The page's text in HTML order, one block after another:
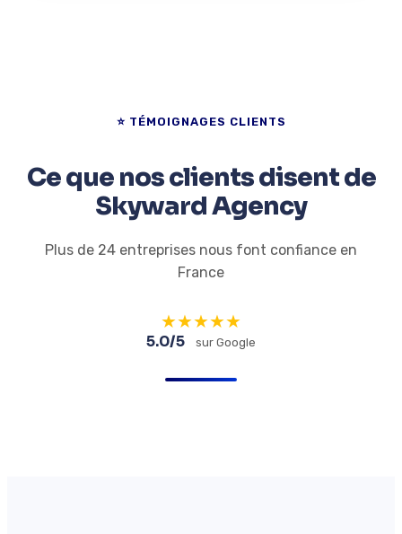
⭐ TÉMOIGNAGES CLIENTS
Ce que nos clients disent de
Skyward Agency
Plus de 24 entreprises nous font confiance en
France
★★★★★
5.0/5 sur Google